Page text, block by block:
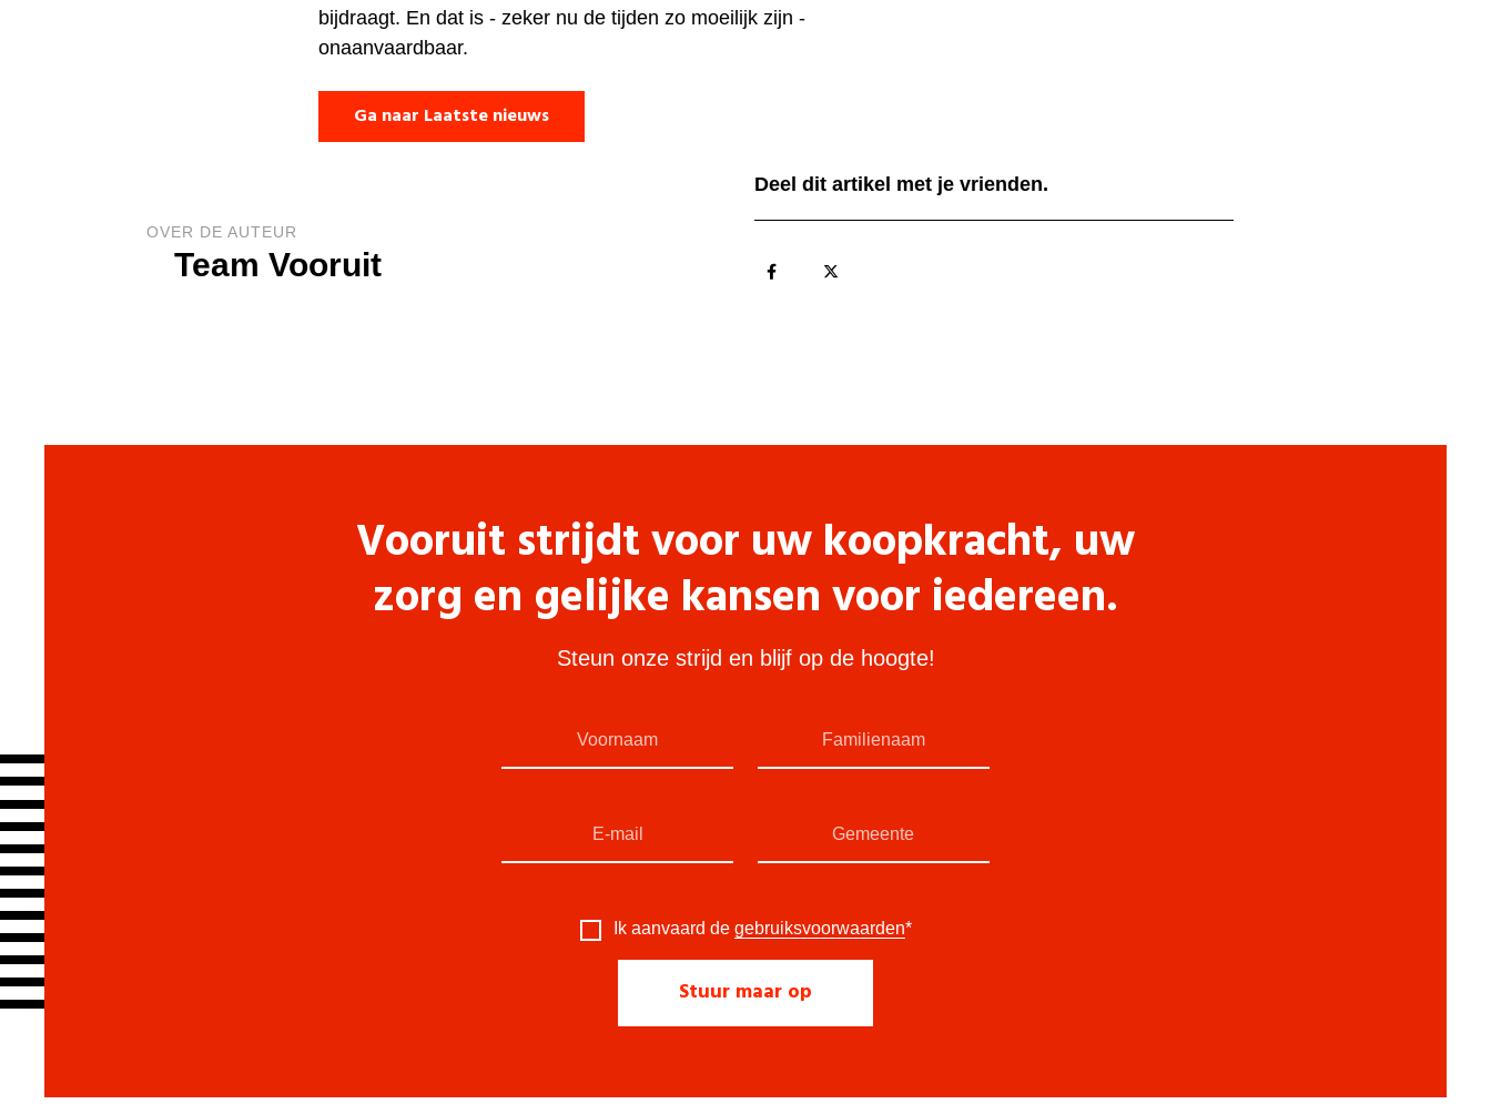
bijdraagt. En dat is - zeker nu de tijden zo moeilijk zijn -
onaanvaardbaar.
Ga naar Laatste nieuws
OVER DE AUTEUR
Team Vooruit
Deel dit artikel met je vrienden.
Vooruit strijdt voor uw koopkracht, uw
zorg en gelijke kansen voor iedereen.
Steun onze strijd en blijf op de hoogte!
Ik aanvaard de gebruiksvoorwaarden*